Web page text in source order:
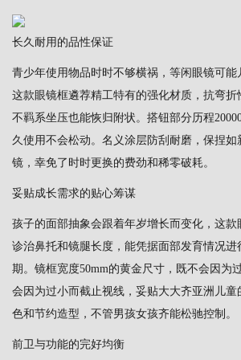
长久耐用的品性保证
青少年使用物品时时不够横祸，等闲眼镜可能
这款眼镜框遴荐精工特有的强化材质，抗弯折
不羁系坐压也能恢归附状。搭钮部分历程
久使用不会松动。名义涂层防刮耐磨，保捏如
镜，幸免了时时更换的费劲和稀零破耗。
妥贴成长需求的贴心筹谋
孩子的面部抽象会跟着年岁增长而变化，这款
诊治鼻托和镜腿长度，能凭据面部发育情况进
期。镜框宽度50mm的黄金尺寸，既不会因为
会因为过小而截止视线，妥贴大大齐亚洲儿
色和节约造型，不管男孩女孩齐能松驰控制。
前卫与功能的完好均衡